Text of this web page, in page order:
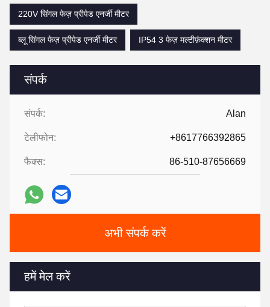
संपर्क
संपर्क: Alan
टेलीफोन: +8617766392865
फैक्स: 86-510-87656669
अभी संपर्क करें
हमें मेल करें
220V सिंगल फेज़ प्रीपेड एनर्जी मीटर
ब्लू सिंगल फेज़ प्रीपेड एनर्जी मीटर IP54 3 फेज़ मल्टीफ़ंक्शन मीटर